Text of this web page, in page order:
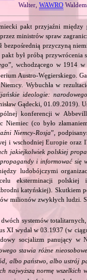
Walter, WAWRO
pakt przyjaźni
ministrów spraw
przyczyną
był próbą
”, wchodzącego w 1914 w
Austro‐Węgierskiego.
Wybuchła w
ideologie:
Gądecki, 01.09.2019).
konferencji w
Niemiec (co było
Niemcy‐Rosja”,
i wschodniej Europie
jakiejkolwiek polskiej
i informować się
ludobójczymi
eksterminacji
katyńskiej). Skutkiem
milionów zwykłych
systemów
XI wydał w 03.1937 (w
socjalizm panujący w
stawia różne
albo państwo, albo ustrój
najwyższą normę wszelkich